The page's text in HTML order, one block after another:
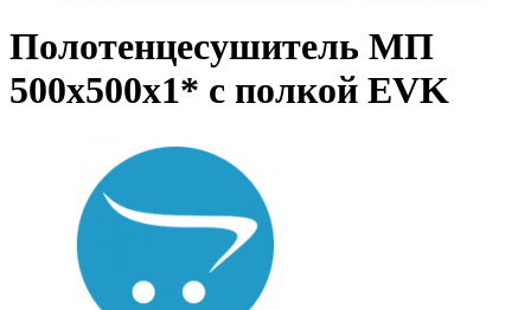
Полотенцесушитель МП
500х500х1* с полкой EVK